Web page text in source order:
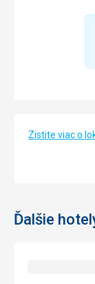
Zistite viac o
Ďalšie